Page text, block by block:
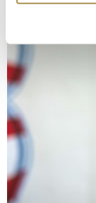
erfassen,
Erfahren Sie
verarbeitet
Abschnitt
Wir
zu können und
analysieren.